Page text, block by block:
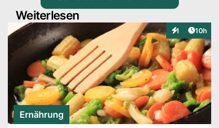
Weiterlesen
1
Interaktionen
Artikel
10h
Ernährung